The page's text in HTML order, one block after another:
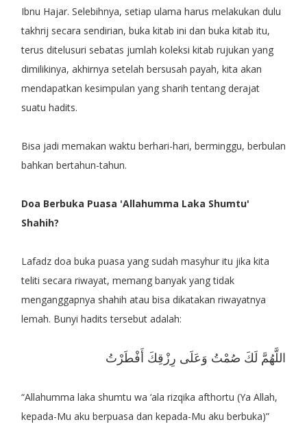
Ibnu Hajar. Selebihnya, setiap ulama harus melakukan dulu
takhrij secara sendirian, buka kitab ini dan buka kitab itu,
terus ditelusuri sebatas jumlah koleksi kitab rujukan yang
dimilikinya, akhirnya setelah bersusah payah, kita akan
mendapatkan kesimpulan yang sharih tentang derajat
suatu hadits.
Bisa jadi memakan waktu berhari-hari, berminggu, berbulan
bahkan bertahun-tahun.
Doa Berbuka Puasa 'Allahumma Laka Shumtu'
Shahih?
Lafadz doa buka puasa yang sudah masyhur itu jika kita
teliti secara riwayat, memang banyak yang tidak
menganggapnya shahih atau bisa dikatakan riwayatnya
lemah. Bunyi hadits tersebut adalah:
اللَّهُمَّ لَكَ صُمْتُ وَعَلَى رِزْقِكَ أَفْطَرْتُ
“Allahumma laka shumtu wa ‘ala rizqika afthortu (Ya Allah,
kepada-Mu aku berpuasa dan kepada-Mu aku berbuka)”